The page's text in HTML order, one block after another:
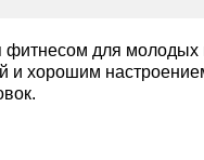
фитнесом для молодых
и хорошим